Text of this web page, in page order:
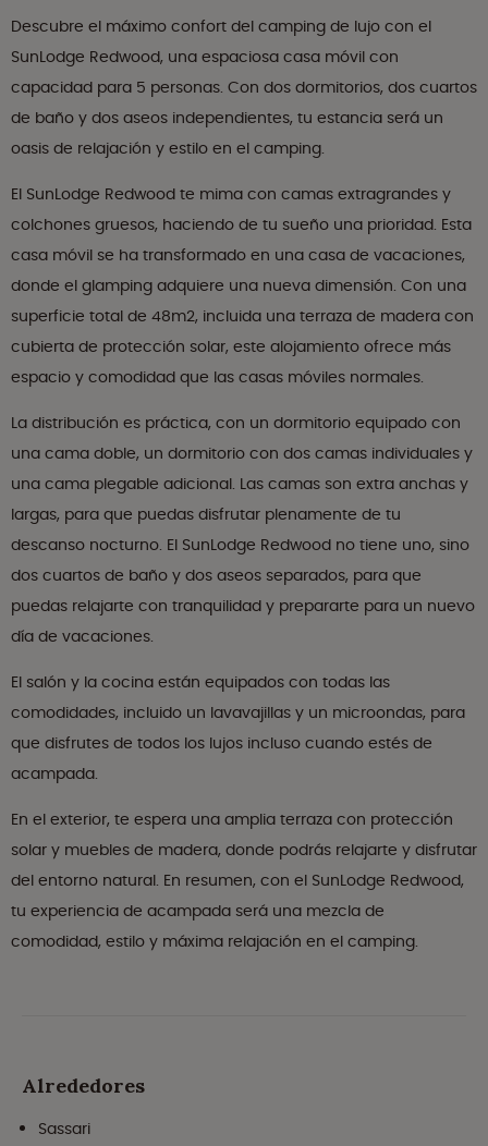
Descubre el máximo confort del camping de lujo con el
SunLodge Redwood, una espaciosa casa móvil con
capacidad para 5 personas. Con dos dormitorios, dos cuartos
de baño y dos aseos independientes, tu estancia será un
oasis de relajación y estilo en el camping.
El SunLodge Redwood te mima con camas extragrandes y
colchones gruesos, haciendo de tu sueño una prioridad. Esta
casa móvil se ha transformado en una casa de vacaciones,
donde el glamping adquiere una nueva dimensión. Con una
superficie total de 48m2, incluida una terraza de madera con
cubierta de protección solar, este alojamiento ofrece más
espacio y comodidad que las casas móviles normales.
La distribución es práctica, con un dormitorio equipado con
una cama doble, un dormitorio con dos camas individuales y
una cama plegable adicional. Las camas son extra anchas y
largas, para que puedas disfrutar plenamente de tu
descanso nocturno. El SunLodge Redwood no tiene uno, sino
dos cuartos de baño y dos aseos separados, para que
puedas relajarte con tranquilidad y prepararte para un nuevo
día de vacaciones.
El salón y la cocina están equipados con todas las
comodidades, incluido un lavavajillas y un microondas, para
que disfrutes de todos los lujos incluso cuando estés de
acampada.
En el exterior, te espera una amplia terraza con protección
solar y muebles de madera, donde podrás relajarte y disfrutar
del entorno natural. En resumen, con el SunLodge Redwood,
tu experiencia de acampada será una mezcla de
comodidad, estilo y máxima relajación en el camping.
Alrededores
Sassari